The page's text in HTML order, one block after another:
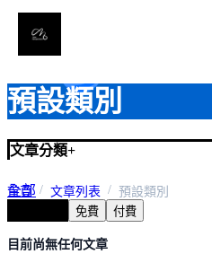
預設類別
文章分類+
全部
首頁 文章列表
預設類別
免費 付費
目前尚無任何文章